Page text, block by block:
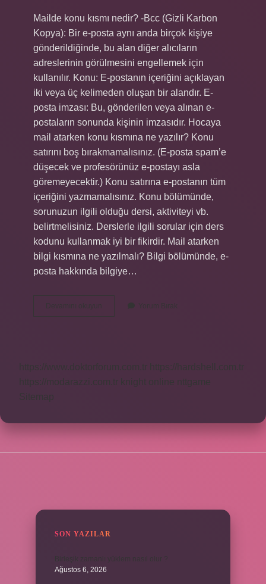
Mailde konu kısmı nedir? -Bcc (Gizli Karbon
Kopya): Bir e-posta aynı anda birçok kişiye
gönderildiğinde, bu alan diğer alıcıların
adreslerinin görülmesini engellemek için
kullanılır. Konu: E-postanın içeriğini açıklayan
iki veya üç kelimeden oluşan bir alandır. E-
posta imzası: Bu, gönderilen veya alınan e-
postaların sonunda kişinin imzasıdır. Hocaya
mail atarken konu kısmına ne yazılır? Konu
satırını boş bırakmamalısınız. (E-posta spam’e
düşecek ve profesörünüz e-postayı asla
göremeyecektir.) Konu satırına e-postanın tüm
içeriğini yazmamalısınız. Konu bölümünde,
sorunuzun ilgili olduğu dersi, aktiviteyi vb.
belirtmelisiniz. Derslerle ilgili sorular için ders
kodunu kullanmak iyi bir fikirdir. Mail atarken
bilgi kısmına ne yazılmalı? Bilgi bölümünde, e-
posta hakkında bilgiye…
Devamını okuyun
Atarken
Yorum Bırak
https://www.doktorforum.com.tr
https://hardshell.com.tr
https://modarazzi.com.tr
knight online
nttgame
Sitemap
SON YAZILAR
Ağustos 6, 2026